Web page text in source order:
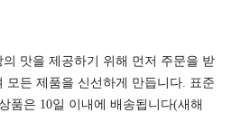
맛을 제공하기 위해 먼저 주문을 받
모든 제품을 신선하게 만듭니다. 표준
품은 10일 이내에 배송됩니다(새해